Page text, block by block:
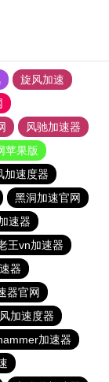
旋风加速
风驰加速器
苹果版
加速度器
黑洞加速官网
速器
王vn加速器
器
器官网
加速度器
加速器